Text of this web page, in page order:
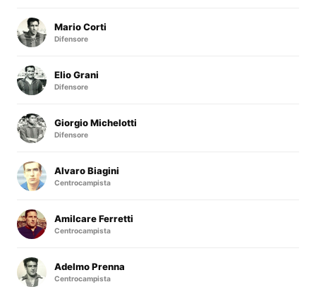
Mario Corti
Difensore
Elio Grani
Difensore
Giorgio Michelotti
Difensore
Alvaro Biagini
Centrocampista
Amilcare Ferretti
Centrocampista
Adelmo Prenna
Centrocampista